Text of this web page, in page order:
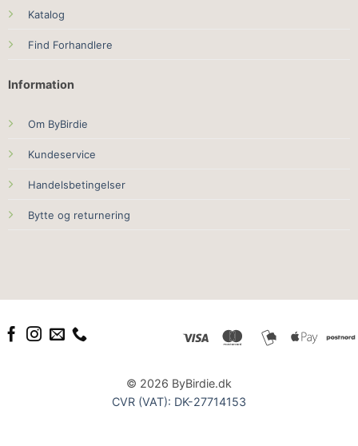
Katalog
Find Forhandlere
Information
Om ByBirdie
Kundeservice
Handelsbetingelser
Bytte og returnering
© 2026 ByBirdie.dk
CVR (VAT): DK-27714153